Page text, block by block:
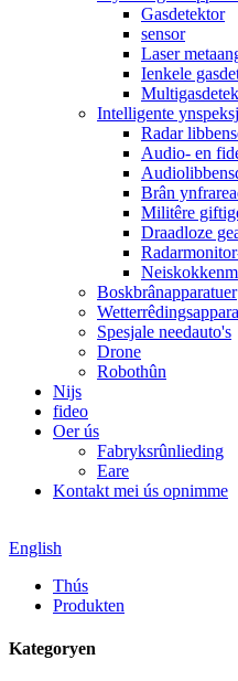
Gasdetektor
sensor
Laser
Ienkele
Intelligente
Radar
Audio- en
Brân
Militêre
Draadloze
Boskbrânapparatuer
Spesjale needauto's
Drone
Robothûn
Nijs
fideo
Oer ús
Fabryksrûnlieding
Eare
Kontakt mei ús opnimme
English
Thús
Produkten
Kategoryen